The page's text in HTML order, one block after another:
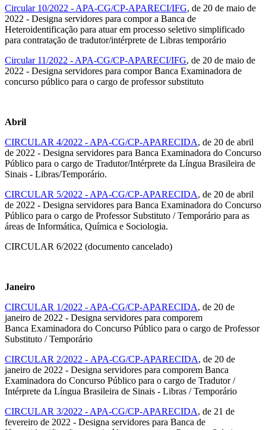
Circular 10/2022 - APA-CG/CP-APARECI/IFG, de 20 de maio de
2022 - Designa servidores para compor a Banca de
Heteroidentificação para atuar em processo seletivo simplificado
para contratação de tradutor/intérprete de Libras temporário
Circular 11/2022 - APA-CG/CP-APARECI/IFG, de 20 de maio de
2022 - Designa servidores para compor Banca Examinadora de
concurso público para o cargo de professor substituto
Abril
CIRCULAR 4/2022 - APA-CG/CP-APARECIDA, de 20 de abril
de 2022 - Designa servidores para Banca Examinadora do Concurso
Público para o cargo de Tradutor/Intérprete da Língua Brasileira de
Sinais - Libras/Temporário.
CIRCULAR 5/2022 - APA-CG/CP-APARECIDA, de 20 de abril
de 2022 - Designa servidores para Banca Examinadora do Concurso
Público para o cargo de Professor Substituto / Temporário para as
áreas de Informática, Química e Sociologia.
CIRCULAR 6/2022 (documento cancelado)
Janeiro
CIRCULAR 1/2022 - APA-CG/CP-APARECIDA, de 20 de
janeiro de 2022 - Designa servidores para comporem
Banca Examinadora do Concurso Público para o cargo de Professor
Substituto / Temporário
CIRCULAR 2/2022 - APA-CG/CP-APARECIDA, de 20 de
janeiro de 2022 - Designa servidores para comporem Banca
Examinadora do Concurso Público para o cargo de Tradutor /
Intérprete da Língua Brasileira de Sinais - Libras / Temporário
CIRCULAR 3/2022 - APA-CG/CP-APARECIDA, de 21 de
fevereiro de 2022 - Designa servidores para Banca de